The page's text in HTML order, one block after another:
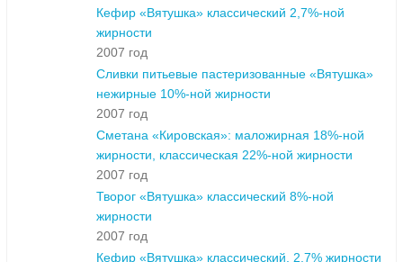
Кефир «Вятушка» классический 2,7%-ной
жирности
2007 год
Сливки питьевые пастеризованные «Вятушка»
нежирные 10%-ной жирности
2007 год
Сметана «Кировская»: маложирная 18%-ной
жирности, классическая 22%-ной жирности
2007 год
Творог «Вятушка» классический 8%-ной
жирности
2007 год
Кефир «Вятушка» классический, 2,7% жирности